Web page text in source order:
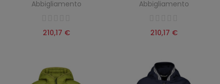
Abbigliamento
210,17 €
Abbigliamento
210,17 €